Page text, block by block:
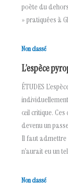
poète du
» pratiquées à
Non classé
L’espèce
ÉTUDES
œil critique. Ces
devenu un
Il faut admettre
n’aurait eu un
Non classé